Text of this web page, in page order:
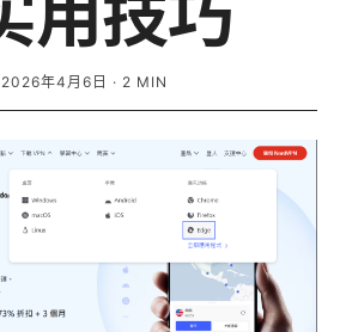
用技巧
2026年4月6日 · 2 MIN